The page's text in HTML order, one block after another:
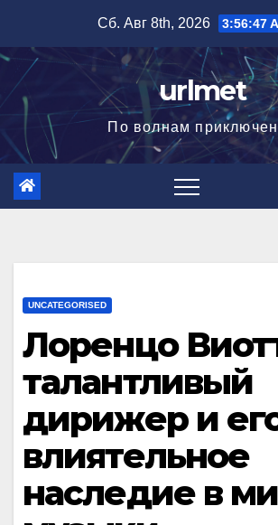
содержимому
Сб. Авг 8th, 2026 3:56:48
urlmet
По волнам
UNCATEGORISED
Лоренцо
талантливый
дирижер и
влиятельное
наследие в